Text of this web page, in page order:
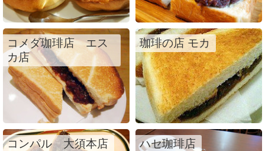
コメダ珈琲店 エス
カ店
珈琲の店 モカ
コンパル 大須本店 ハセ珈琲店